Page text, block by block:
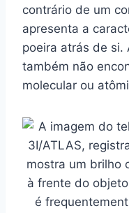
contrário de um
apresenta a
poeira atrás de si.
também não
molecular ou